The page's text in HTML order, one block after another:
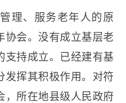
理、服务老年人的原
协会。没有成立基层老
支持成立。已经建有基
发挥其积极作用。对符
，所在地县级人民政府